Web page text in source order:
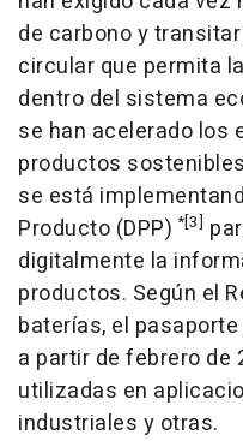
de carbono y
circular que permita
dentro del sistema
se han acelerado los
productos
se está
Producto (DPP) *[3]
digitalmente la
productos. Según el
baterías, el
a partir de febrero de
utilizadas en
industriales y otras.